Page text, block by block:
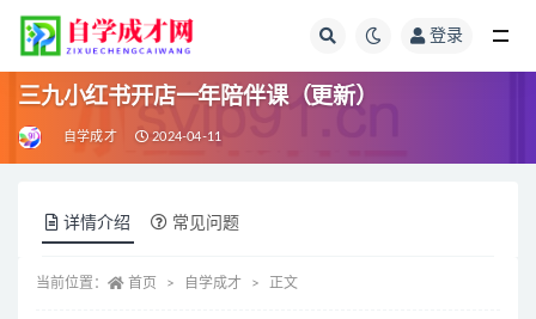
登录
三九小红书开店一年陪伴课（更新）
自学成才 2024-04-11
详情介绍 常见问题
当前位置： 首页 自学成才 正文